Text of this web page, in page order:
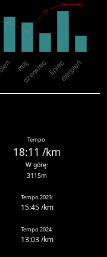
Tempo:
18:11 /km
W górę:
3115m
Tempo 2023:
15:45 /km
Tempo 2024:
13:03 /km